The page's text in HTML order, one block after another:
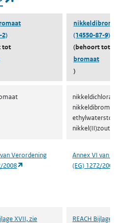
2)
tot
(14550-87-9)
(behoort tot
bromaat
)
nikkeldichloraat
nikkeldibromaat
nikkel(II)zout [3]
Verordening
2008
(opent in een nieuw tabblad)
Annex VI van
(EG) 1272/2008
XVII, zie REACH Bijlage